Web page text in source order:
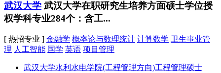
武汉大学 武汉大学在职研究生培养方面硕士学位授
权学科专业284个：含工...
[ 热招专业 ] 金融学 概率论与数理统计 计算数学 卫生事业管
理 人工智能 国学 英语 项目管理
武汉大学水利水电学院(工程管理方向)工程管理硕士